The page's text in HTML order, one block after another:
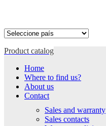
Product catalog
Home
Where to find us?
About us
Contact
Sales and warranty
Sales contacts